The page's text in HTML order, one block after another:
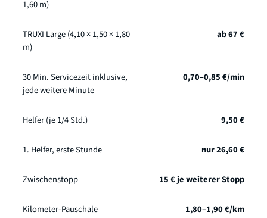
1,60 m)
TRUXI Large (4,10 × 1,50 × 1,80
m)
ab 67 €
30 Min. Servicezeit inklusive,
jede weitere Minute
0,70–0,85 €/min
Helfer (je 1/4 Std.) 9,50 €
1. Helfer, erste Stunde nur 26,60 €
Zwischenstopp 15 € je weiterer Stopp
Kilometer-Pauschale 1,80–1,90 €/km